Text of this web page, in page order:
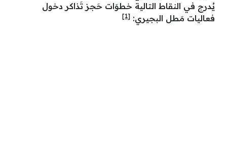
يُدرج في النقاط التالية خطوَات حَجز تَذاكر دخول
فعاليات مَطل البجيري: [1]